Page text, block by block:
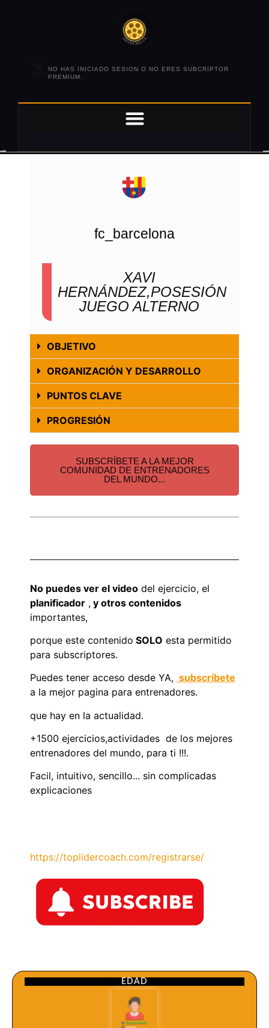
NO HAS INICIADO SESION O NO ERES SUBCRIPTOR
PREMIUM.
fc_barcelona
XAVI
HERNÁNDEZ,POSESIÓN
JUEGO ALTERNO
OBJETIVO
ORGANIZACIÓN Y DESARROLLO
PUNTOS CLAVE
PROGRESIÓN
SUBSCRÍBETE A LA MEJOR
COMUNIDAD DE ENTRENADORES
DEL MUNDO...
No puedes ver el video del ejercicio, el
planificador , y otros contenidos
importantes,
porque este contenido SOLO esta permitido
para subscriptores.
Puedes tener acceso desde YA, subscríbete
a la mejor pagina para entrenadores.
que hay en la actualidad.
+1500 ejercicios,actividades de los mejores
entrenadores del mundo, para ti !!!.
Facil, intuitivo, sencillo... sin complicadas
explicaciones
https://toplidercoach.com/registrarse/
EDAD